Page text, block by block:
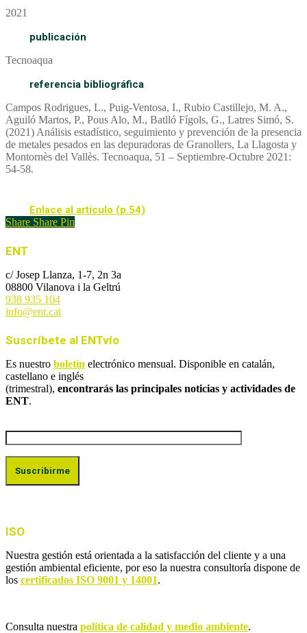
2021
publicación
Tecnoaqua
referencia bibliográfica
Campos Rodrigues, L., Puig-Ventosa, I., Rubio Castillejo, M. A.,
Aguiló Martos, P., Pous Alo, M., Batlló Fígols, G., Latres Simó, S.
(2021) Análisis estadístico, seguimiento y prevención de la presencia
de metales pesados en las depuradoras de Granollers, La Llagosta y
Montornès del Vallès. Tecnoaqua, 51 – Septiembre-Octubre 2021:
54-58.
Enlace al artículo (p.54)
Share Share Pin
ENT
c/ Josep Llanza, 1-7, 2n 3a
08800 Vilanova i la Geltrú
938 935 104
info@ent.cat
Suscríbete al ENTvío
Es nuestro boletín electrónico mensual. Disponible en catalán,
castellano e inglés
(trimestral), encontrarás las principales noticias y actividades de
ENT.
ISO
Nuestra gestión está orientada a la satisfacción del cliente y a una
gestión ambiental eficiente, por eso la nuestra consultoría dispone de
los certificados ISO 9001 y 14001.
Consulta nuestra política de calidad y medio ambiente.